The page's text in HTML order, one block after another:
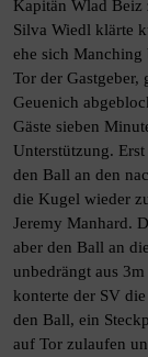
Kapitän Wlad Beiz
Silva Wiedl klärte
ehe sich Manching
Tor der Gastgeber,
Geuenich
Gäste sieben
Unterstützung.
den Ball an den
die Kugel wieder
Jeremy Manhard.
aber den Ball an
unbedrängt aus
konterte der SV
den Ball, ein
auf Tor zulaufen